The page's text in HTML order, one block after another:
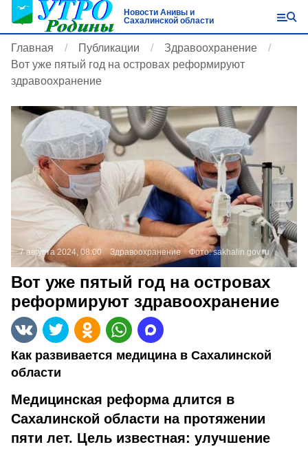
Новости Анивы и
Сахалинской области
Главная Публикации
Здравоохранение
Вот уже пятый год на островах реформируют
здравоохранение
7 августа 2024, 08:00 Здравоохранение Фото:sakhalin.gov.ru
Вот уже пятый год на островах
реформируют здравоохранение
Как развивается медицина в Сахалинской
области
Медицинская реформа длится в
Сахалинской области на протяжении
пяти лет. Цель известная: улучшение